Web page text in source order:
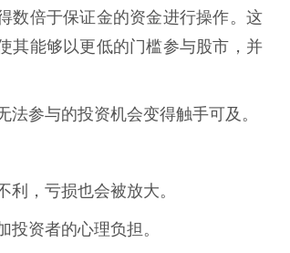
数倍于保证金的资金进行操作。这
其能够以更低的门槛参与股市，并
参与的投资机会变得触手可及。
，亏损也会被放大。
资者的心理负担。